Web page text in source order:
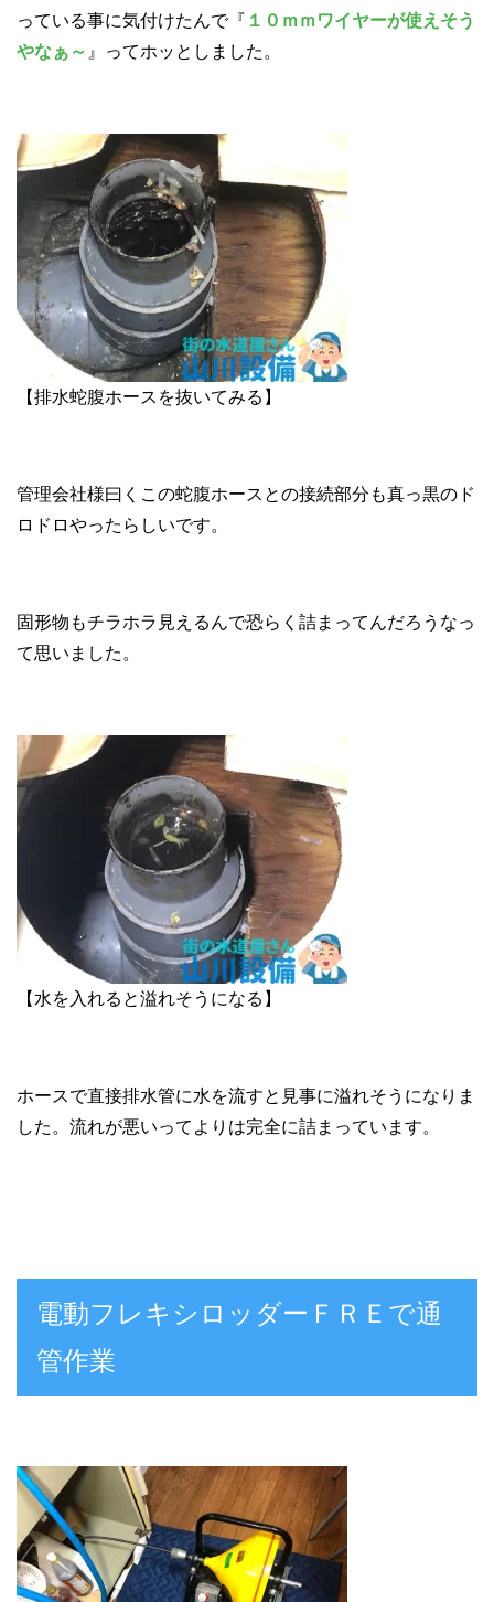
っている事に気付けたんで『 １０ｍｍワイヤーが使えそう
やなぁ～ 』ってホッとしました。
【排水蛇腹ホースを抜いてみる】
管理会社様曰くこの蛇腹ホースとの接続部分も真っ黒のド
ロドロやったらしいです。
固形物もチラホラ見えるんで恐らく詰まってんだろうなっ
て思いました。
【水を入れると溢れそうになる】
ホースで直接排水管に水を流すと見事に溢れそうになりま
した。流れが悪いってよりは完全に詰まっています。
電動フレキシロッダーＦＲＥで通
管作業